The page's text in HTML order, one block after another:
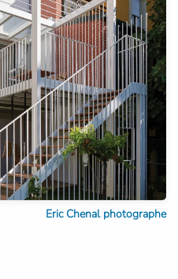
Eric Chenal photographe